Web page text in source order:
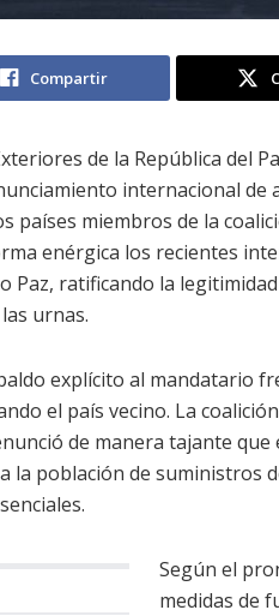
Compartir
de la República del
internacional de
países miembros de la
enérgica los recientes
Paz, ratificando la
urnas.
explícito al mandatario
el país vecino. La
de manera tajante que
la población de suministros
Según el
medidas de